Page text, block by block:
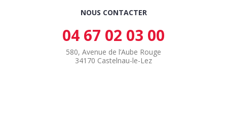
NOUS CONTACTER
04 67 02 03 00
580, Avenue de l’Aube Rouge
34170 Castelnau-le-Lez